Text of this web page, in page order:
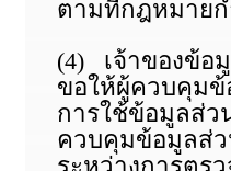
ตามที่กฎหม
(4) เจ้าของข้อ
ขอให้ผู้ควบคุม
การใช้ข้อมูลส่
ควบคุมข้อมูลส่